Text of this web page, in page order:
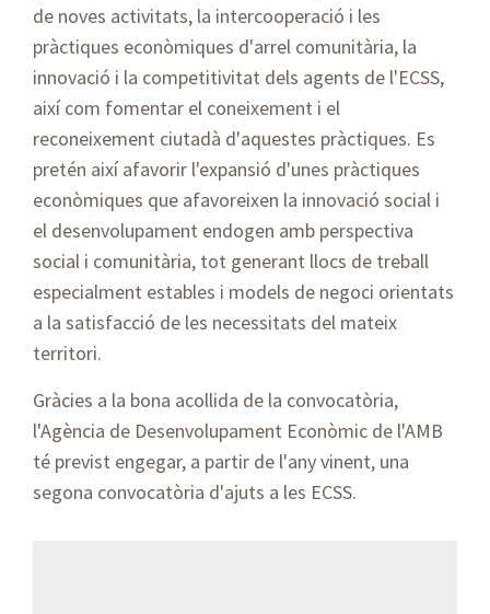
de noves activitats, la intercooperació i les
pràctiques econòmiques d'arrel comunitària, la
innovació i la competitivitat dels agents de l'ECSS,
així com fomentar el coneixement i el
reconeixement ciutadà d'aquestes pràctiques. Es
pretén així afavorir l'expansió d'unes pràctiques
econòmiques que afavoreixen la innovació social i
el desenvolupament endogen amb perspectiva
social i comunitària, tot generant llocs de treball
especialment estables i models de negoci orientats
a la satisfacció de les necessitats del mateix
territori.
Gràcies a la bona acollida de la convocatòria,
l'Agència de Desenvolupament Econòmic de l'AMB
té previst engegar, a partir de l'any vinent, una
segona convocatòria d'ajuts a les ECSS.